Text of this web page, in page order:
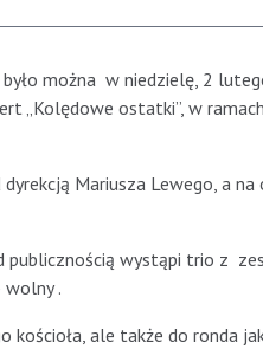
można w niedzielę, 2
„Kolędowe ostatki”, w
Mariusza Lewego, a na
publicznością wystąpi trio z
wolny .
ale także do ronda